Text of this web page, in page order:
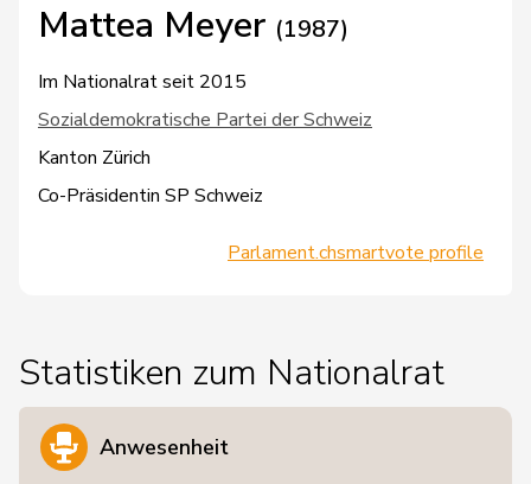
Mattea Meyer (1987)
Im Nationalrat seit 2015
Sozialdemokratische Partei der Schweiz
Kanton Zürich
Co-Präsidentin SP Schweiz
Parlament.chsmartvote profile
Statistiken zum Nationalrat
Anwesenheit